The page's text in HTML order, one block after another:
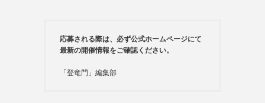
応募される際は、必ず公式ホームページにて
最新の開催情報をご確認ください。
「登竜門」編集部